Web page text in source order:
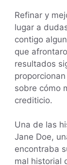
Refinar y
lugar a
contigo
que
resultados
sobre cómo
crediticio.
Una de las
Jane Doe,
encontraba
mal historial